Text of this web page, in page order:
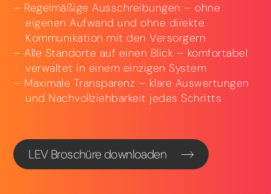
Regelmäßige Ausschreibungen – ohne
eigenen Aufwand und ohne direkte
Kommunikation mit den Versorgern
Alle Standorte auf einen Blick – komfortabel
verwaltet in einem einzigen System
Maximale Transparenz – klare Auswertungen
und Nachvollziehbarkeit jedes Schritts
LEV Broschüre downloaden